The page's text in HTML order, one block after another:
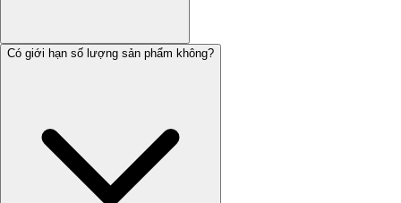
Có giới hạn số lượng sản phẩm không?